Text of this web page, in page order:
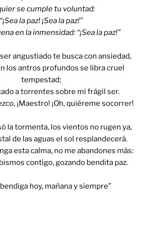
se cumple tu voluntad:
“¡Sea la paz! ¡Sea la paz!”
en la inmensidad: “¡Sea la paz!”
angustiado te busca con ansiedad,
los antros profundos se libra cruel
tempestad;
a torrentes sobre mi frágil ser.
¡Maestro! ¡Oh, quiéreme socorrer!
la tormenta, los vientos no rugen ya,
de las aguas el sol resplandecerá.
esta calma, no me abandones más:
contigo, gozando bendita paz.
hoy, mañana y siempre”